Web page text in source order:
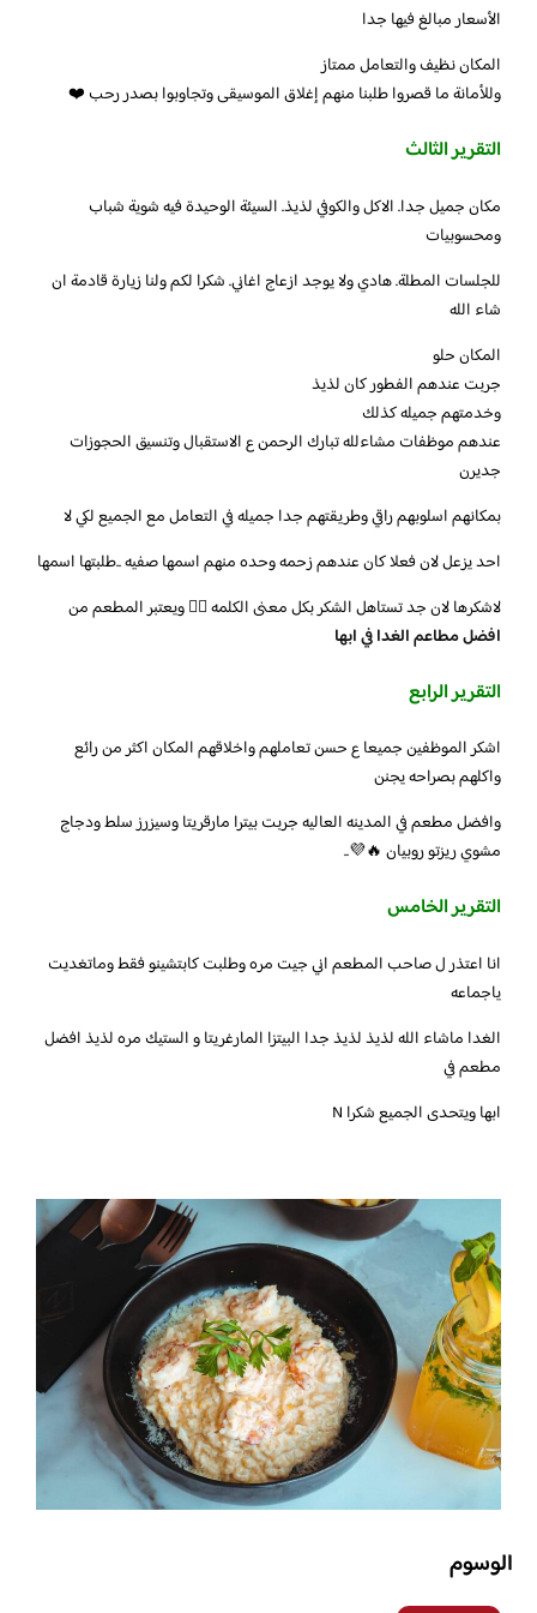
الأسعار مبالغ فيها جدا
المكان نظيف والتعامل ممتاز
وللأمانة ما قصروا طلبنا منهم إغلاق الموسيقى وتجاوبوا بصدر رحب ❤️
التقرير الثالث
مكان جميل جدا. الاكل والكوفي لذيذ. السيئة الوحيدة فيه شوية شباب
ومحسوبيات
للجلسات المطلة. هادي ولا يوجد ازعاج اغاني. شكرا لكم ولنا زيارة قادمة ان
شاء الله
المكان حلو
جربت عندهم الفطور كان لذيذ
وخدمتهم جميله كذلك
عندهم موظفات مشاءلله تبارك الرحمن ع الاستقبال وتنسيق الحجوزات
جديرن
بمكانهم اسلوبهم راقي وطريقتهم جدا جميله في التعامل مع الجميع لكي لا
احد يزعل لان فعلا كان عندهم زحمه وحده منهم اسمها صفيه ..طلبتها اسمها
لاشكرها لان جد تستاهل الشكر بكل معنى الكلمه 👍🏻 ويعتبر المطعم من
افضل مطاعم الغدا في ابها
التقرير الرابع
اشكر الموظفين جميعا ع حسن تعاملهم واخلاقهم المكان اكثر من رائع
واكلهم بصراحه يجنن
وافضل مطعم في المدينه العاليه جربت بيترا مارقريتا وسيزرز سلط ودجاج
مشوي ريزتو روبيان 🔥💜..
التقرير الخامس
انا اعتذر ل صاحب المطعم اني جيت مره وطلبت كابتشينو فقط وماتغديت
ياجماعه
الغدا ماشاء الله لذيذ لذيذ جدا البيتزا المارغريتا و الستيك مره لذيذ افضل
مطعم في
ابها ويتحدى الجميع شكرا N
الوسوم